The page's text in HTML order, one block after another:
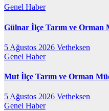
Genel Haber
Gülnar İlçe Tarım ve
5 Ağustos 2026 Vetheksen
Genel Haber
Mut İlçe Tarım ve Orman
5 Ağustos 2026 Vetheksen
Genel Haber